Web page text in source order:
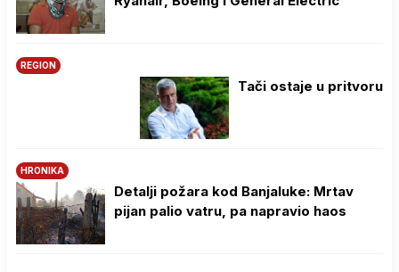
REGION
Tači ostaje u pritvoru
HRONIKA
Detalji požara kod Banjaluke: Mrtav
pijan palio vatru, pa napravio haos